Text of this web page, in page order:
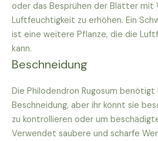
oder das Besprühen der Blätter mit
Luftfeuchtigkeit zu erhöhen. Ein
ist eine weitere Pflanze, die die
kann.
Beschneidung
Die Philodendron Rugosum
Beschneidung, aber ihr könnt sie
zu kontrollieren oder um
Verwendet saubere und scharfe